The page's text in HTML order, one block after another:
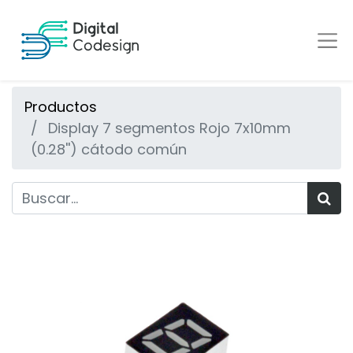
Productos
Display 7 segmentos Rojo 7x10mm
(0.28'') cátodo común